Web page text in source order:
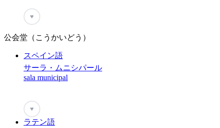
♥
公会堂（こうかいどう）
スペイン語
サーラ・ムニシパール
sala municipal
♥
ラテン語